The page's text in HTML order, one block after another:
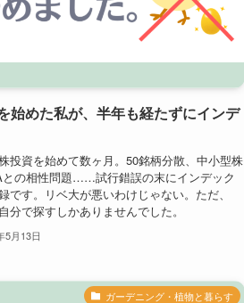
始めた私が、半年も経たずにインデ
投資を始めて数ヶ月。50銘柄分散、中小型株
の相性問題……試行錯誤の末にインデック
です。リベ大が悪いわけじゃない。ただ、
分で探すしかありませんでした。
5月13日
ガーデニング・植物と暮らす